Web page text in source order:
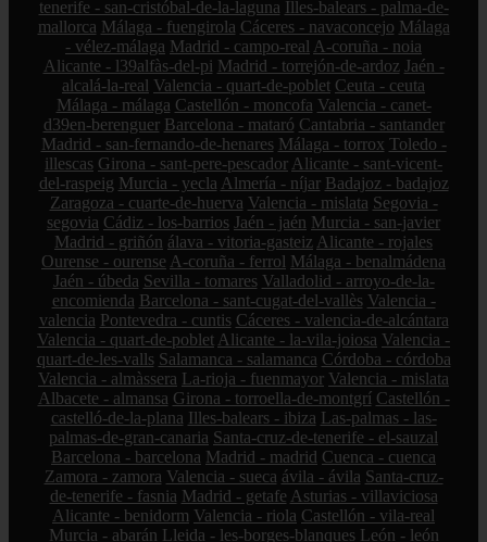
tenerife - san-cristóbal-de-la-laguna Illes-balears - palma-de-
mallorca Málaga - fuengirola Cáceres - navaconcejo Málaga
- vélez-málaga Madrid - campo-real A-coruña - noia
Alicante - l39alfàs-del-pi Madrid - torrejón-de-ardoz Jaén -
alcalá-la-real Valencia - quart-de-poblet Ceuta - ceuta
Málaga - málaga Castellón - moncofa Valencia - canet-
d39en-berenguer Barcelona - mataró Cantabria - santander
Madrid - san-fernando-de-henares Málaga - torrox Toledo -
illescas Girona - sant-pere-pescador Alicante - sant-vicent-
del-raspeig Murcia - yecla Almería - níjar Badajoz - badajoz
Zaragoza - cuarte-de-huerva Valencia - mislata Segovia -
segovia Cádiz - los-barrios Jaén - jaén Murcia - san-javier
Madrid - griñón álava - vitoria-gasteiz Alicante - rojales
Ourense - ourense A-coruña - ferrol Málaga - benalmádena
Jaén - úbeda Sevilla - tomares Valladolid - arroyo-de-la-
encomienda Barcelona - sant-cugat-del-vallès Valencia -
valencia Pontevedra - cuntis Cáceres - valencia-de-alcántara
Valencia - quart-de-poblet Alicante - la-vila-joiosa Valencia -
quart-de-les-valls Salamanca - salamanca Córdoba - córdoba
Valencia - almàssera La-rioja - fuenmayor Valencia - mislata
Albacete - almansa Girona - torroella-de-montgrí Castellón -
castelló-de-la-plana Illes-balears - ibiza Las-palmas - las-
palmas-de-gran-canaria Santa-cruz-de-tenerife - el-sauzal
Barcelona - barcelona Madrid - madrid Cuenca - cuenca
Zamora - zamora Valencia - sueca ávila - ávila Santa-cruz-
de-tenerife - fasnia Madrid - getafe Asturias - villaviciosa
Alicante - benidorm Valencia - riola Castellón - vila-real
Murcia - abarán Lleida - les-borges-blanques León - león